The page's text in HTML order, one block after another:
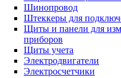
Шинопровод
Штеккеры для
Щиты и панели для
приборов
Щиты учета
Электродвигатели
Электросчетчики